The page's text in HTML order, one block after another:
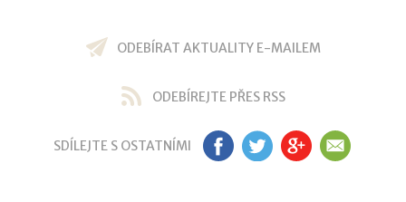
ODEBÍRAT AKTUALITY E-MAILEM
ODEBÍREJTE PŘES RSS
SDÍLEJTE S OSTATNÍMI FB TW GP EM